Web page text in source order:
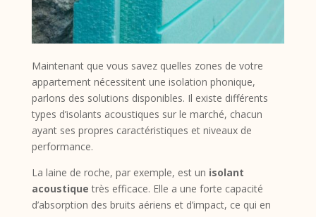
Maintenant que vous savez quelles zones de votre
appartement nécessitent une isolation phonique,
parlons des solutions disponibles. Il existe différents
types d’isolants acoustiques sur le marché, chacun
ayant ses propres caractéristiques et niveaux de
performance.
La laine de roche, par exemple, est un isolant
acoustique très efficace. Elle a une forte capacité
d’absorption des bruits aériens et d’impact, ce qui en